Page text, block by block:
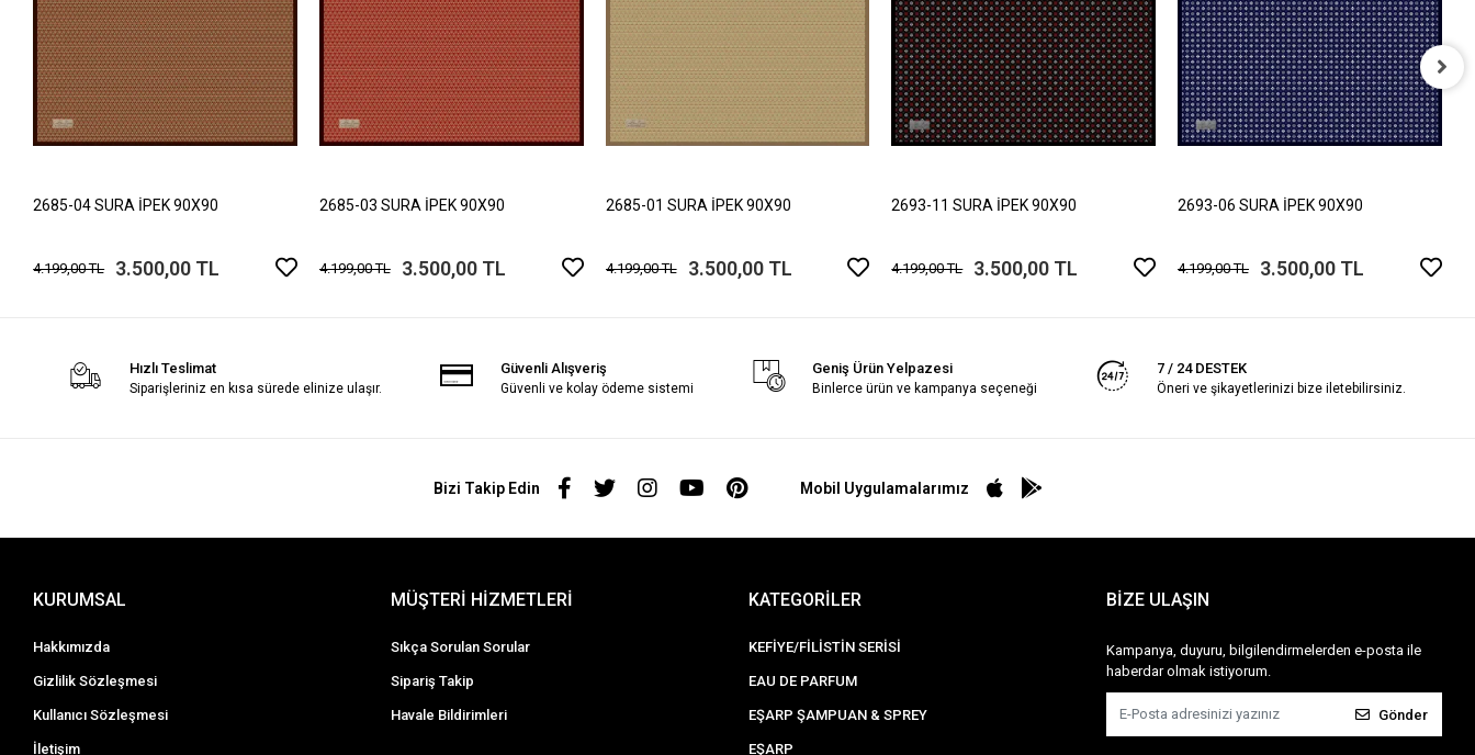
2685-04 SURA İPEK 90X90
4.199,00 TL 3.500,00 TL
2685-03 SURA İPEK 90X90
4.199,00 TL 3.500,00 TL
2685-01 SURA İPEK 90X90
4.199,00 TL 3.500,00 TL
2693-11 SURA İPEK 90X90
4.199,00 TL 3.500,00 TL
2693-06 SURA İPEK 90X90
4.199,00 TL 3.500,00 TL
Hızlı Teslimat
Siparişleriniz en kısa sürede elinize ulaşır.
Güvenli Alışveriş
Güvenli ve kolay ödeme sistemi
Geniş Ürün Yelpazesi
Binlerce ürün ve kampanya seçeneği
7 / 24 DESTEK
Öneri ve şikayetlerinizi bize iletebilirsiniz.
Bizi Takip Edin Mobil Uygulamalarımız
KURUMSAL
Hakkımızda
Gizlilik Sözleşmesi
Kullanıcı Sözleşmesi
İletişim
MÜŞTERİ HİZMETLERİ
Sıkça Sorulan Sorular
Sipariş Takip
Havale Bildirimleri
KATEGORİLER
KEFİYE/FİLİSTİN SERİSİ
EAU DE PARFUM
EŞARP ŞAMPUAN & SPREY
EŞARP
BİZE ULAŞIN
Kampanya, duyuru, bilgilendirmelerden e-posta ile
haberdar olmak istiyorum.
Gönder